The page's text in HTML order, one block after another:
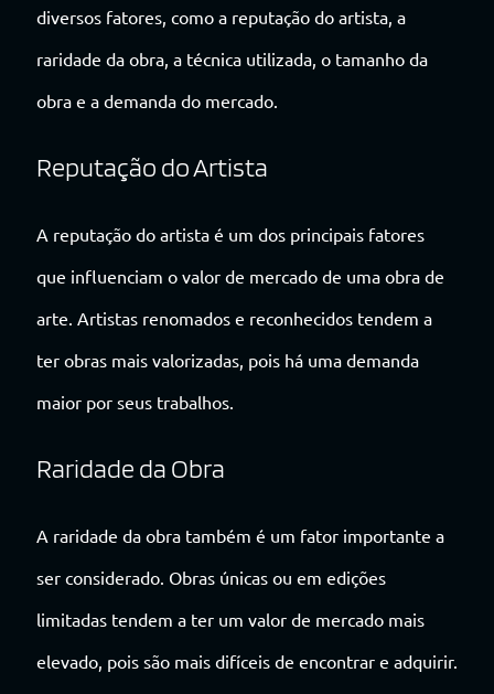
diversos fatores, como a reputação do artista, a
raridade da obra, a técnica utilizada, o tamanho da
obra e a demanda do mercado.
Reputação do Artista
A reputação do artista é um dos principais fatores
que influenciam o valor de mercado de uma obra de
arte. Artistas renomados e reconhecidos tendem a
ter obras mais valorizadas, pois há uma demanda
maior por seus trabalhos.
Raridade da Obra
A raridade da obra também é um fator importante a
ser considerado. Obras únicas ou em edições
limitadas tendem a ter um valor de mercado mais
elevado, pois são mais difíceis de encontrar e adquirir.